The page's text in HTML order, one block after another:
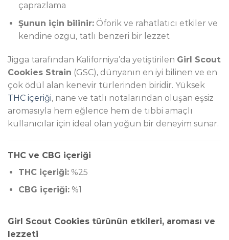
çaprazlama
Şunun için bilinir:Öforik ve rahatlatıcı etkiler ve
kendine özgü, tatlı benzeri bir lezzet
Jigga tarafından Kaliforniya’da yetiştirilen Girl Scout
Cookies Strain (GSC), dünyanın en iyi bilinen ve en
çok ödül alan kenevir türlerinden biridir. Yüksek
THC içeriği, nane ve tatlı notalarından oluşan eşsiz
aromasıyla hem eğlence hem de tıbbi amaçlı
kullanıcılar için ideal olan yoğun bir deneyim sunar.
THC ve CBG içeriği
THC içeriği:%25
CBG içeriği:%1
Girl Scout Cookies türünün etkileri, aroması ve
lezzeti